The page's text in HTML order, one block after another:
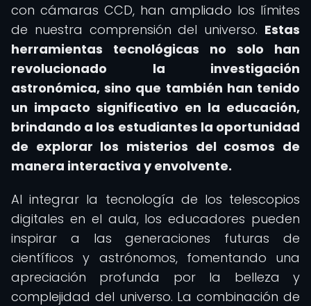
con cámaras CCD, han ampliado los límites
de nuestra comprensión del universo. Estas
herramientas tecnológicas no solo han
revolucionado la investigación
astronómica, sino que también han tenido
un impacto significativo en la educación,
brindando a los estudiantes la oportunidad
de explorar los misterios del cosmos de
manera interactiva y envolvente.
Al integrar la tecnología de los telescopios
digitales en el aula, los educadores pueden
inspirar a las generaciones futuras de
científicos y astrónomos, fomentando una
apreciación profunda por la belleza y
complejidad del universo. La combinación de